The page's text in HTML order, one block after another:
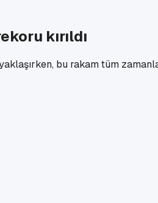
kırıldı
bu rakam tüm